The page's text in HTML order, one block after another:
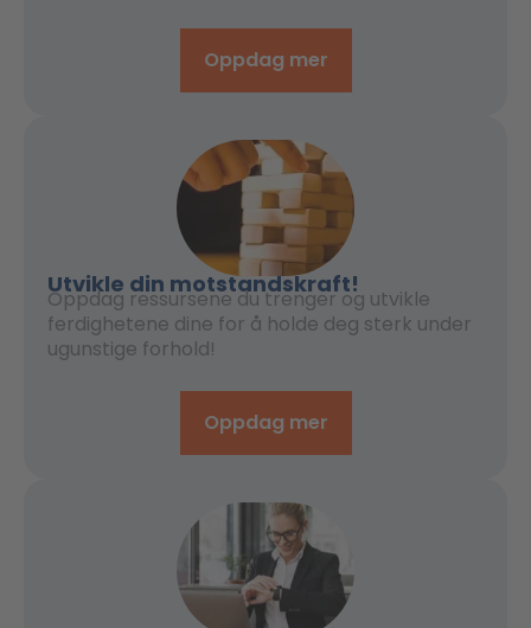
Oppdag mer
Utvikle din motstandskraft!
Oppdag ressursene du trenger og utvikle
ferdighetene dine for å holde deg sterk under
ugunstige forhold!
Oppdag mer